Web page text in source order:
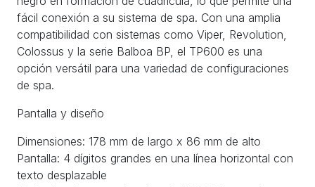
fácil conexión a su sistema de spa. Con una amplia
compatibilidad con sistemas como Viper, Revolution,
Colossus y la serie Balboa BP, el TP600 es una
opción versátil para una variedad de configuraciones
de spa.
Pantalla y diseño
Dimensiones: 178 mm de largo x 86 mm de alto
Pantalla: 4 dígitos grandes en una línea horizontal con
texto desplazable